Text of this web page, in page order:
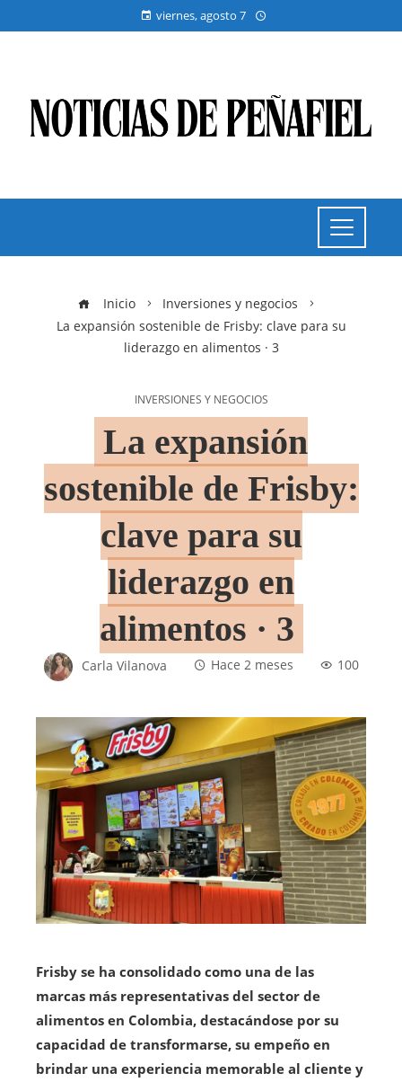
viernes, agosto 7
Inicio
Inversiones y negocios
La expansión sostenible de Frisby: clave para su
liderazgo en alimentos · 3
INVERSIONES Y NEGOCIOS
La expansión
sostenible de Frisby:
clave para su
liderazgo en
alimentos · 3
Carla Vilanova Hace 2 meses 100
Frisby se ha consolidado como una de las
marcas más representativas del sector de
alimentos en Colombia, destacándose por su
capacidad de transformarse, su empeño en
brindar una experiencia memorable al cliente y